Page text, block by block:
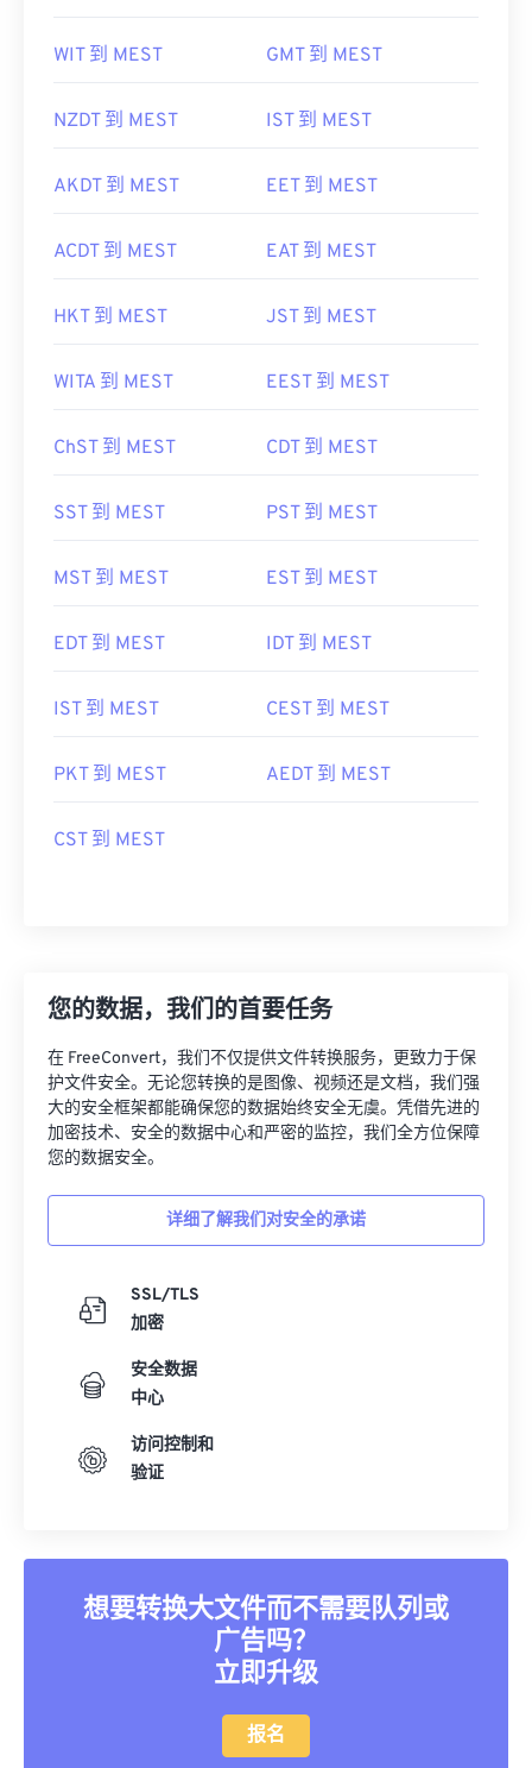
WIT 到 MEST GMT 到 MEST
NZDT 到 MEST IST 到 MEST
AKDT 到 MEST EET 到 MEST
ACDT 到 MEST EAT 到 MEST
HKT 到 MEST JST 到 MEST
WITA 到 MEST EEST 到 MEST
ChST 到 MEST CDT 到 MEST
SST 到 MEST PST 到 MEST
MST 到 MEST EST 到 MEST
EDT 到 MEST IDT 到 MEST
IST 到 MEST CEST 到 MEST
PKT 到 MEST AEDT 到 MEST
CST 到 MEST
您的数据，我们的首要任务
在 FreeConvert，我们不仅提供文件转换服务，更致力于保
护文件安全。无论您转换的是图像、视频还是文档，我们强
大的安全框架都能确保您的数据始终安全无虞。凭借先进的
加密技术、安全的数据中心和严密的监控，我们全方位保障
您的数据安全。
详细了解我们对安全的承诺
SSL/TLS
加密
安全数据
中心
访问控制和
验证
想要转换大文件而不需要队列或
广告吗？
立即升级
报名